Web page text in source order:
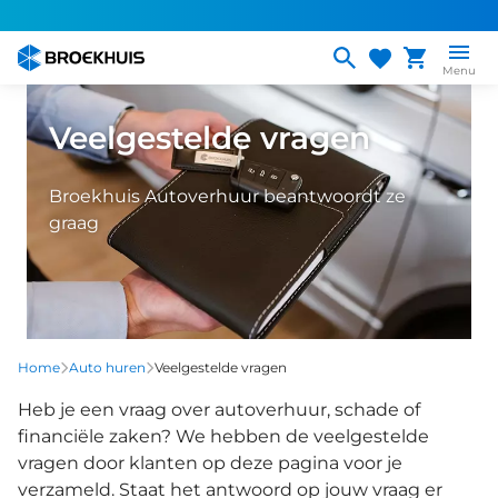
naar
inhoud
gaan
Menu
Veelgestelde vragen
Broekhuis Autoverhuur beantwoordt ze
graag
Home Auto huren Veelgestelde vragen
Heb je een vraag over autoverhuur, schade of
financiële zaken? We hebben de veelgestelde
vragen door klanten op deze pagina voor je
verzameld. Staat het antwoord op jouw vraag er